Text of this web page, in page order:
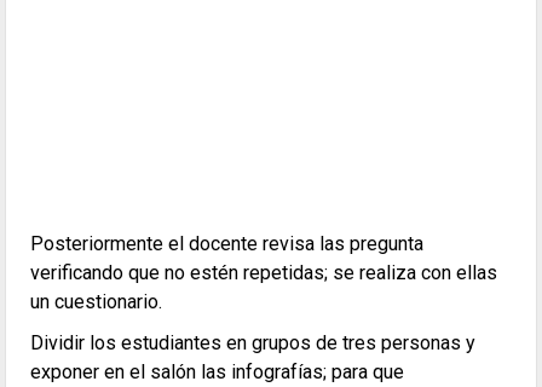
Posteriormente el docente revisa las pregunta
verificando que no estén repetidas; se realiza con ellas
un cuestionario.
Dividir los estudiantes en grupos de tres personas y
exponer en el salón las infografías; para que